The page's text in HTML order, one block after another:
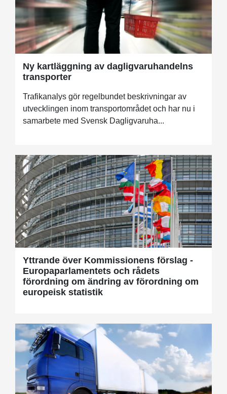
Ny kartläggning av dagligvaruhandelns
transporter
Trafikanalys gör regelbundet beskrivningar av
utvecklingen inom transportområdet och har nu i
samarbete med Svensk Dagligvaruha...
Yttrande över Kommissionens förslag -
Europaparlamentets och rådets
förordning om ändring av förordning om
europeisk statistik